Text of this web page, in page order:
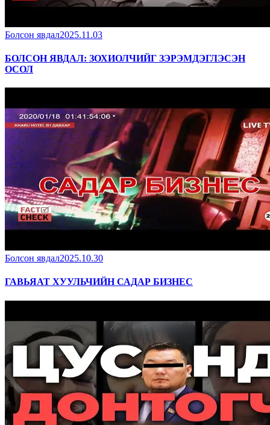
Болсон явдал2025.11.03
БОЛСОН ЯВДАЛ: ЗОХИОЛЧИЙГ ЗЭРЭМДЭГЛЭСЭН
ОСОЛ
Болсон явдал2025.10.30
ГАВЬЯАТ ХУУЛЬЧИЙН САДАР БИЗНЕС